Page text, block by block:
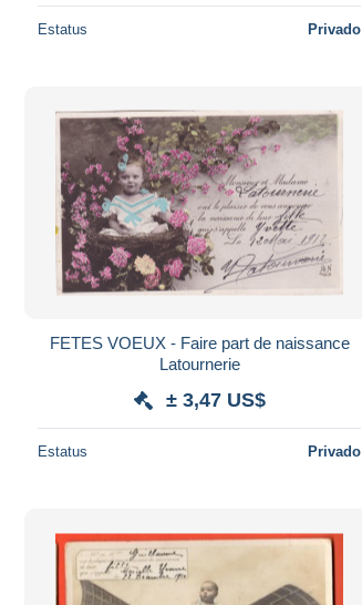
Estatus Privado
FETES VOEUX - Faire part de naissance
Latournerie
± 3,47 US$
Estatus Privado